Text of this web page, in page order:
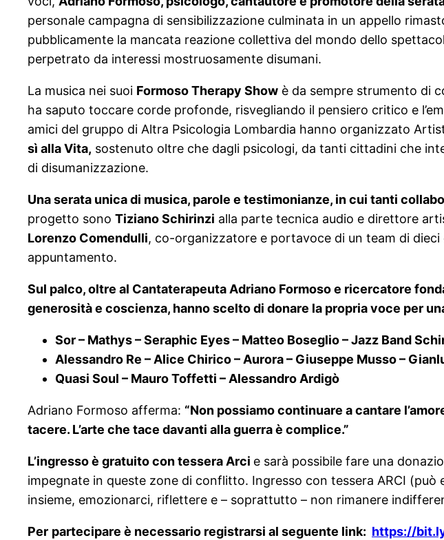
personale campagna di sensibilizzazione culminata in un appello
pubblicamente la mancata reazione collettiva del mondo dello
perpetrato da interessi mostruosamente disumani.
La musica nei suoi Formoso Therapy Show è da sempre strumento di
ha saputo toccare corde profonde, risvegliando il pensiero critico e
amici del gruppo di Altra Psicologia Lombardia hanno organizzato
sì alla Vita, sostenuto oltre che dagli psicologi, da tanti cittadini che
di disumanizzazione.
Una serata unica di musica, parole e testimonianze, in cui tanti
progetto sono Tiziano Schirinzi alla parte tecnica audio e direttore
Lorenzo Comendulli, co-organizzatore e portavoce di un team di
appuntamento.
Sul palco, oltre al Cantaterapeuta Adriano Formoso e ricercatore
generosità e coscienza, hanno scelto di donare la propria voce per
Sor – Mathys – Seraphic Eyes – Matteo Boseglio – Jazz Band
Alessandro Re – Alice Chirico – Aurora – Giuseppe Musso –
Quasi Soul – Mauro Toffetti – Alessandro Ardigò
Adriano Formoso afferma: “Non possiamo continuare a cantare
tacere. L’arte che tace davanti alla guerra è complice.”
L’ingresso è gratuito con tessera Arci e sarà possibile fare una
impegnate in queste zone di conflitto. Ingresso con tessera ARCI (può
insieme, emozionarci, riflettere e – soprattutto – non rimanere
Per partecipare è necessario registrarsi al seguente link: https://